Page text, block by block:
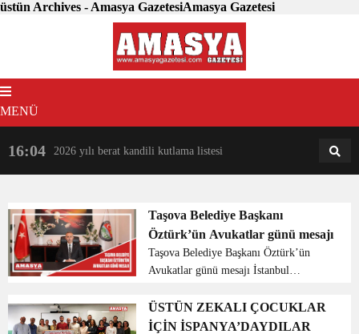
üstün Archives - Amasya GazetesiAmasya Gazetesi
MENÜ
16:04 2026 yılı berat kandili kutlama listesi 18:31
Taşova Belediye Başkanı
Öztürk’ün Avukatlar günü mesajı
Taşova Belediye Başkanı Öztürk’ün
Avukatlar günü mesajı İstanbul
toplanıp genel kurul yapmış olduğu
anlaşılmış ve 5 Nisan Avukatlar Günü
ÜSTÜN ZEKALI ÇOCUKLAR
İÇİN İSPANYA’DAYDILAR